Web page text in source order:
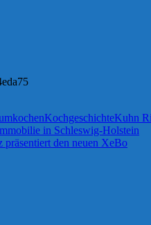
kochenKochgeschichteKuhn
in Schleswig-Holstein
den neuen XeBo